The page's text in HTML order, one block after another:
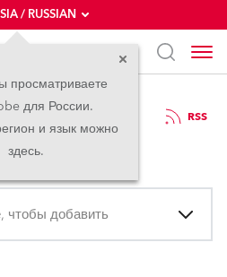
/ RUSSIAN
просматриваете
для России.
и язык можно
здесь.
релизы RSS
чтобы добавить